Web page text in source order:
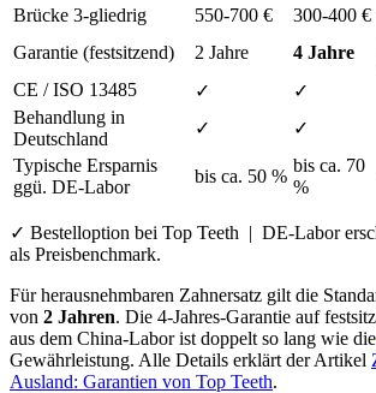
Brücke 3-gliedrig
550-700 € 300-400 €
Garantie (festsitzend)
2 Jahre 4 Jahre
CE / ISO 13485
✓ ✓
Behandlung in
Deutschland
✓ ✓
Typische Ersparnis
ggü. DE-Labor
bis ca. 50 %
bis ca. 70
%
✓ Bestelloption bei Top Teeth | DE-Labor
als Preisbenchmark.
Für herausnehmbaren Zahnersatz gilt die
von 2 Jahren. Die 4-Jahres-Garantie auf
aus dem China-Labor ist doppelt so lang wie
Gewährleistung. Alle Details erklärt der Artikel
Ausland: Garantien von Top Teeth.